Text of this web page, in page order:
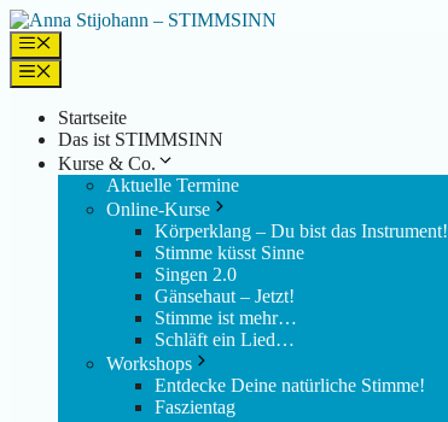
Zum
Inhalt
springen
Menü
Menü
Startseite
Das ist STIMMSINN
Kurse & Co.
Aktuelle Termine
Online-Kurse
Körperklang – Du bist das Instrument!
Stimme küsst Sinne
Singen 2.0
Gänsehaut – Jetzt!
Stimme ist mehr…
Schläft ein Lied…
Workshops
Entdecke Deine natürliche Stimme!
Faszientag